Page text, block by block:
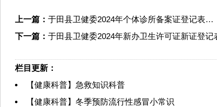
上一篇： 于田县卫健委2024年个体诊所备案证登记表…
下一篇： 于田县卫健委2024年新办卫生许可证新证登记
栏目更新：
【健康科普】急救知识科普
【健康科普】冬季预防流行性感冒小常识